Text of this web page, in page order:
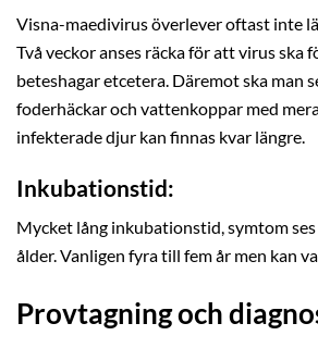
Visna-maedivirus överlever oftast inte
Två veckor anses räcka för att virus ska
beteshagar etcetera. Däremot ska man
foderhäckar och vattenkoppar med
infekterade djur kan finnas kvar längre.
Inkubationstid:
Mycket lång inkubationstid, symtom
ålder. Vanligen fyra till fem år men kan
Provtagning och